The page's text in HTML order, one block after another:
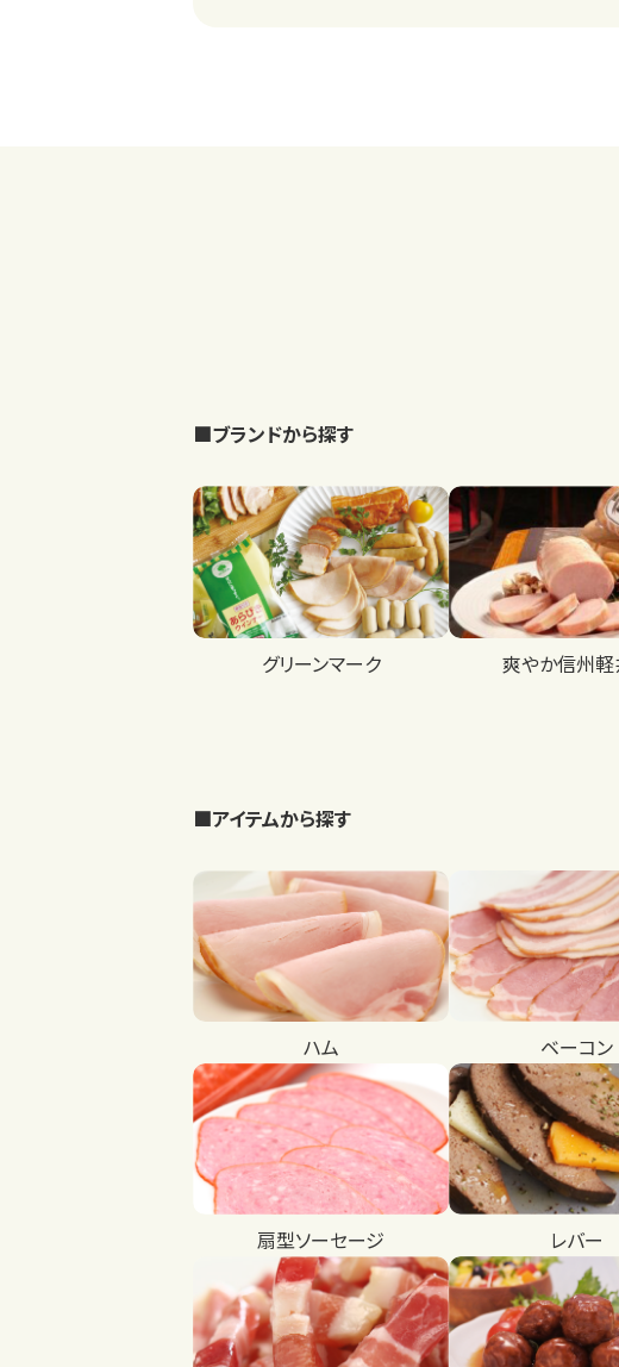
■ブランドから探す
グリーンマーク 爽やか信州
■アイテムから探す
ハム ベーコン
扇型ソーセージ レバー